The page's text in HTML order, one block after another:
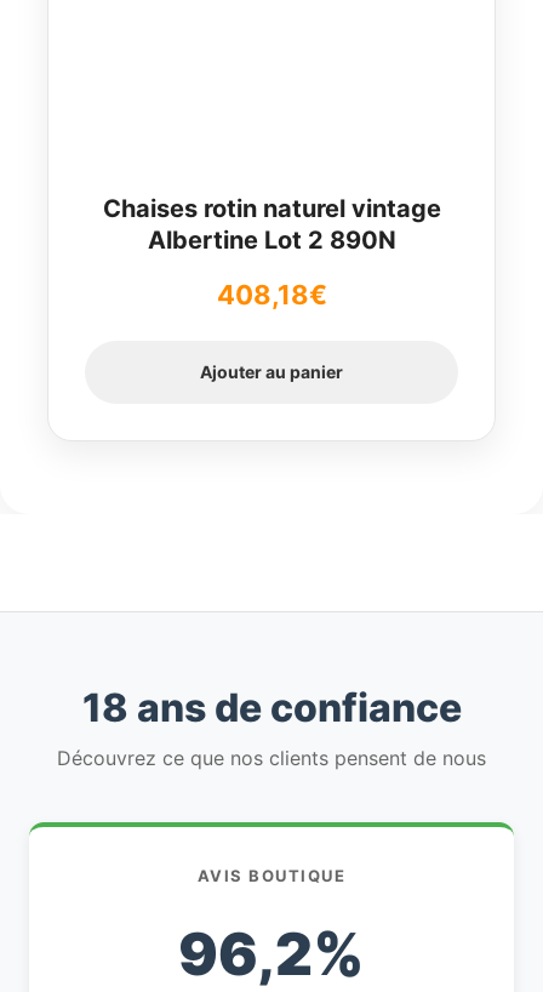
Chaises rotin naturel vintage
Albertine Lot 2 890N
408,18€
Ajouter au panier
18 ans de confiance
Découvrez ce que nos clients pensent de nous
AVIS BOUTIQUE
96,2%